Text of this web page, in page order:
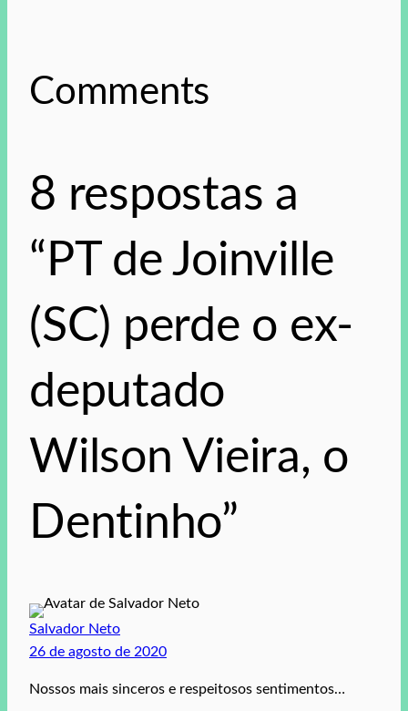
Comments
8 respostas a
“PT de Joinville
(SC) perde o ex-
deputado
Wilson Vieira, o
Dentinho”
Salvador Neto
26 de agosto de 2020
Nossos mais sinceros e respeitosos sentimentos…